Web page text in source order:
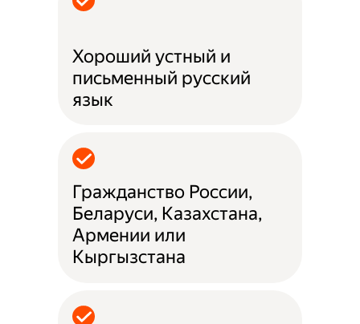
Хороший устный и
письменный русский
язык
Гражданство России,
Беларуси, Казахстана,
Армении или
Кыргызстана